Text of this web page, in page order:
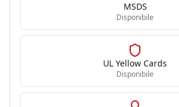
MSDS
Disponibile
UL Yellow Cards
Disponibile